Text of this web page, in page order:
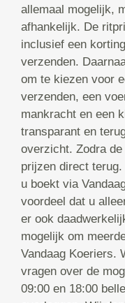
allemaal mogelijk,
afhankelijk. De
inclusief een
verzenden.
om te kiezen voor
verzenden, een
mankracht en een
transparant en
overzicht. Zodra
prijzen direct
u boekt via
voordeel dat u
er ook
mogelijk om
Vandaag Koeriers.
vragen over de
09:00 en 18:00